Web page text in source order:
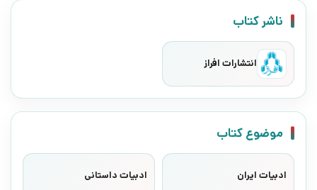
ناشر کتاب
انتشارات افراز
موضوع کتاب
ادبیات ایران ادبیات داستانی